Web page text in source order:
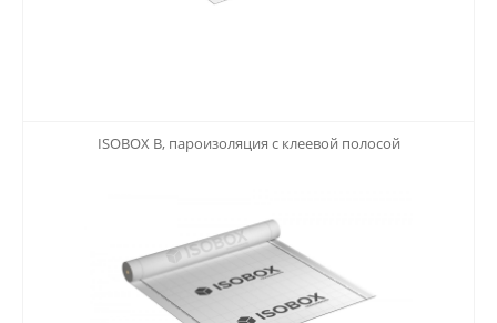
ISOBOX B, пароизоляция с клеевой полосой